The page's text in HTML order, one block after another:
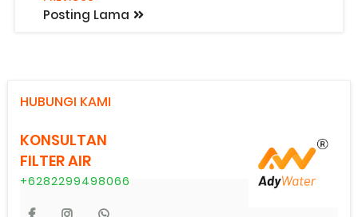
Posting Lama
HUBUNGI KAMI
KONSULTAN
FILTER AIR
+6282299498066